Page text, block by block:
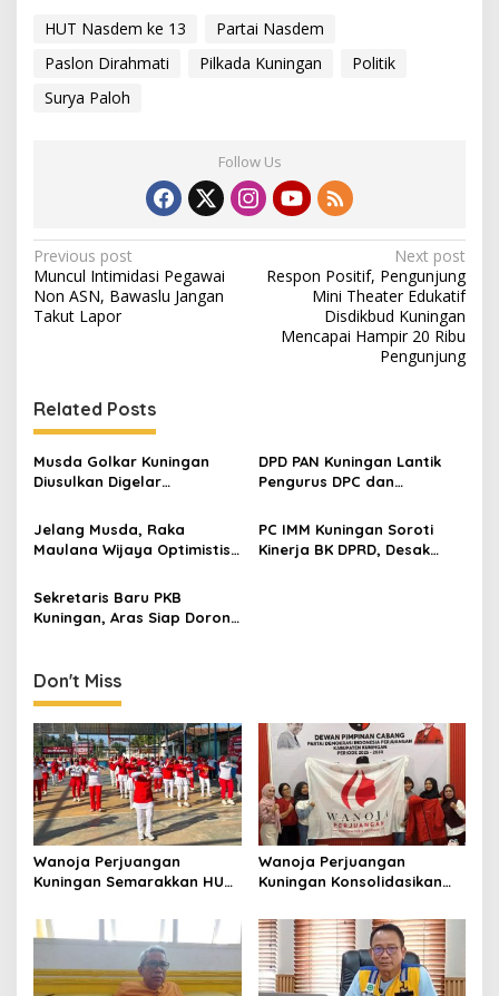
HUT Nasdem ke 13
Partai Nasdem
Paslon Dirahmati
Pilkada Kuningan
Politik
Surya Paloh
Follow Us
Post
navigation
Previous post
Muncul Intimidasi Pegawai
Non ASN, Bawaslu Jangan
Takut Lapor
Next post
Respon Positif, Pengunjung
Mini Theater Edukatif
Disdikbud Kuningan
Mencapai Hampir 20 Ribu
Pengunjung
Related Posts
Musda Golkar Kuningan
Diusulkan Digelar
Mulai Matangkan Persiapan
DPD PAN Kuningan Lantik
Pengurus DPC dan
Minimal Satu Dapil Satu
Kursi
Jelang Musda, Raka
Maulana Wijaya Optimistis
Golkar Kuningan
PC IMM Kuningan Soroti
Kinerja BK DPRD, Desak
Sekretaris Baru PKB
Kuningan, Aras Siap Dorong
Don't Miss
Wanoja Perjuangan
Kuningan Semarakkan HUT
Perempuan Harus Sehat
dan Berdaya
Wanoja Perjuangan
Kuningan Konsolidasikan
Kegiatan Positif Generasi
Muda